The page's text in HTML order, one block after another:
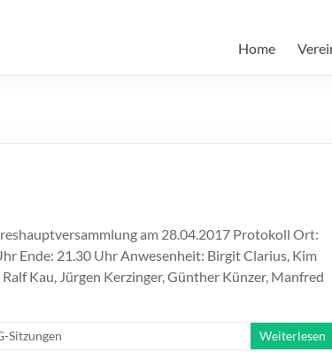
Home
am 28.04.2017 Protokoll Ort:
Ende: 21.30 Uhr Anwesenheit: Birgit Clarius, Kim
Kau, Jürgen Kerzinger, Günther Künzer, Manfred
Sitzungen Weiterlesen